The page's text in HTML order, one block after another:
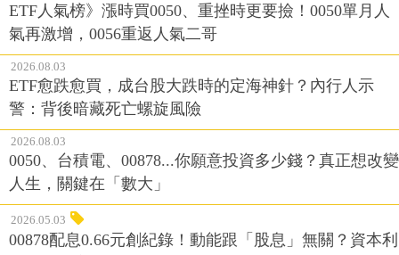
ETF人氣榜》漲時買0050、重挫時更要撿！0050單月人
氣再激增，0056重返人氣二哥
2026.08.03
ETF愈跌愈買，成台股大跌時的定海神針？內行人示
警：背後暗藏死亡螺旋風險
2026.08.03
0050、台積電、00878...你願意投資多少錢？真正想改變
人生，關鍵在「數大」
2026.05.03
00878配息0.66元創紀錄！動能跟「股息」無關？資本利